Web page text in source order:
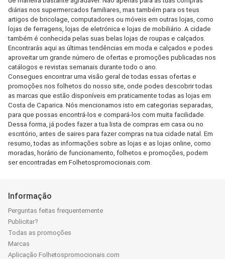
diárias nos supermercados familiares, mas também para os teus
artigos de bricolage, computadores ou móveis em outras lojas, como
lojas de ferragens, lojas de eletrónica e lojas de mobiliário. A cidade
também é conhecida pelas suas belas lojas de roupas e calçados.
Encontrarás aqui as últimas tendências em moda e calçados e podes
aproveitar um grande número de ofertas e promoções publicadas nos
catálogos e revistas semanais durante todo o ano.
Consegues encontrar uma visão geral de todas essas ofertas e
promoções nos folhetos do nosso site, onde podes descobrir todas
as marcas que estão disponíveis em praticamente todas as lojas em
Costa de Caparica. Nós mencionamos isto em categorias separadas,
para que possas encontrá-los e compará-los com muita facilidade.
Dessa forma, já podes fazer a tua lista de compras em casa ou no
escritório, antes de saires para fazer compras na tua cidade natal. Em
resumo, todas as informações sobre as lojas e as lojas online, como
moradas, horário de funcionamento, folhetos e promoções, podem
ser encontradas em Folhetospromocionais.com.
Informação
Perguntas feitas frequentemente
Publicitar?
Todas as promoções
Marcas
Aplicação Folhetospromocionais.com